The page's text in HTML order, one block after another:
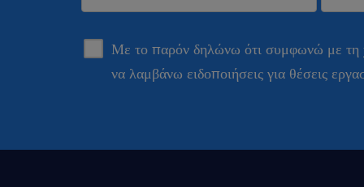
Με το παρόν δηλώνω ότι συμφωνώ με
να λαμβάνω ειδοποιήσεις για θέσεις
sυποβολή